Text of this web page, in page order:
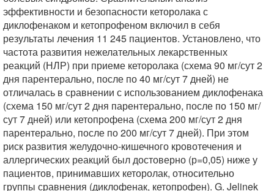
эффективности и безопасности кеторолака с
диклофенаком и кетопрофеном включил в себя
результаты лечения 11 245 пациентов. Установлено, что
частота развития нежелательных лекарственных
реакций (НЛР) при приеме кеторолака (схема 90 мг/сут 2
дня парентерально, после по 40 мг/сут 7 дней) не
отличалась в сравнении с использованием диклофенака
(схема 150 мг/сут 2 дня парентерально, после по 150 мг/
сут 7 дней) или кетопрофена (схема 200 мг/сут 2 дня
парентерально, после по 200 мг/сут 7 дней). При этом
риск развития желудочно-кишечного кровотечения и
аллергических реакций был достоверно (р=0,05) ниже у
пациентов, принимавших кеторолак, относительно
группы сравнения (диклофенак, кетопрофен). G. Jelinek